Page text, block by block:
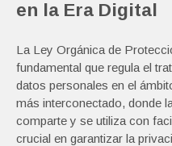
en la Era Digital
La Ley Orgánica de
fundamental que regula el
datos personales en el
más interconectado, donde
comparte y se utiliza con
crucial en garantizar la